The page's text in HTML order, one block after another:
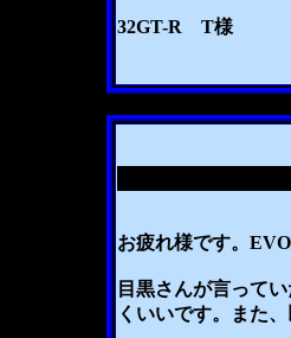
32GT-R T様
お疲れ様です。
目黒さんが言って
くいいです。また